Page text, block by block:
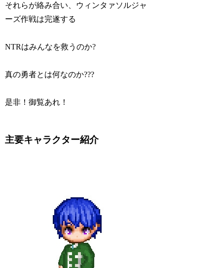
それらが絡み合い、ウィンタァソルジャ
ーズ作戦は完遂する
NTRはみんなを救うのか?
真の勇者とは何なのか???
是非！御覧あれ！
主要キャラクター紹介